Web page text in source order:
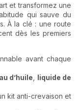
et transformez une
qui sauve du
À la clé : une route
dès les premiers
avant chaque
d’huile
liquide de
un kit anti-crevaison et